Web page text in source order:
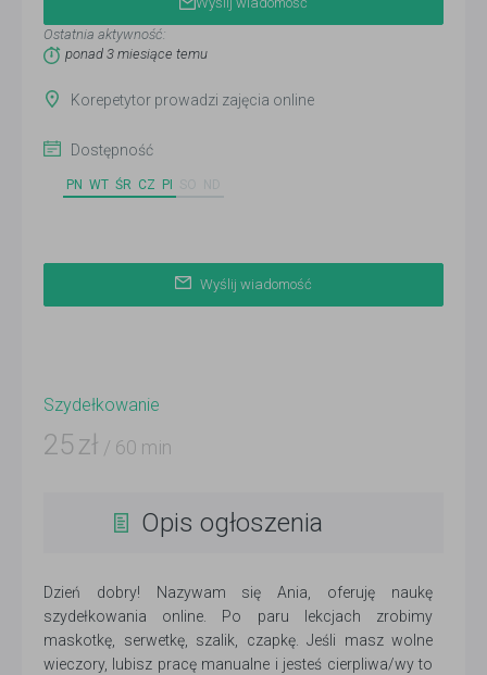
Ostatnia aktywność:
ponad 3 miesiące temu
Korepetytor prowadzi zajęcia online
Dostępność
PN WT ŚR CZ PI
Wyślij wiadomość
Szydełkowanie
25 zł / 60 min
Opis ogłoszenia
Dzień dobry! Nazywam się Ania, oferuję naukę
szydełkowania online. Po paru lekcjach zrobimy
maskotkę, serwetkę, szalik, czapkę. Jeśli masz wolne
wieczory, lubisz pracę manualne i jesteś cierpliwa/wy to